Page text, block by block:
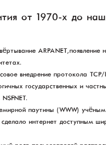
от 1970-х до
ARPANET, появление
внедрение протокола TCP/
государственных и
паутины (WWW)
сделало интернет доступным